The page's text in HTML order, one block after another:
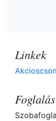
Linkek
Foglalás